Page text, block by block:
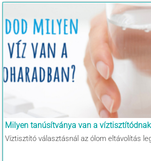
Milyen tanúsítványa van a
Víztisztító választásnál az ólom eltávolítás